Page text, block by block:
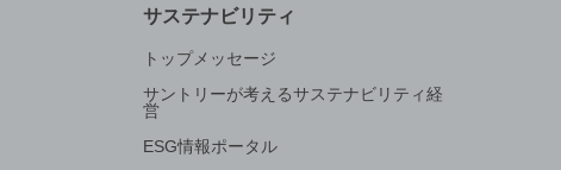
サステナビリティ
トップメッセージ
サントリーが考えるサステナビリティ経
営
ESG情報ポータル